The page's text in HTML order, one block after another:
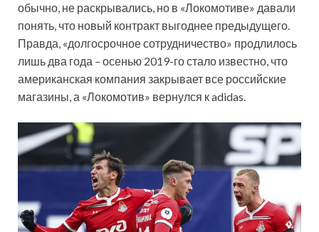
обычно, не раскрывались, но в «Локомотиве» давали
понять, что новый контракт выгоднее предыдущего.
Правда, «долгосрочное сотрудничество» продлилось
лишь два года – осенью 2019-го стало известно, что
американская компания закрывает все российские
магазины, а «Локомотив» вернулся к adidas.